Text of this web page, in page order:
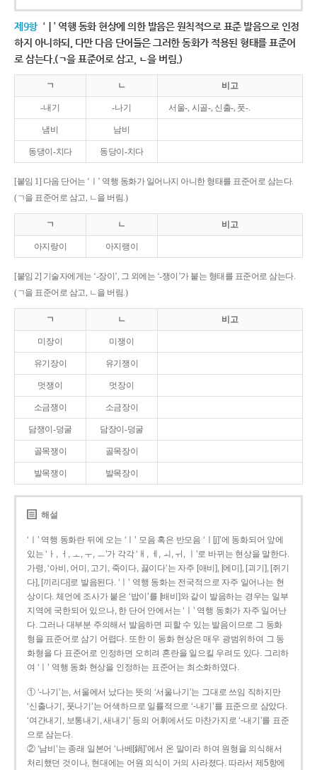
제9항 ‘ㅣ’ 역행 동화 현상에 의한 발음은 원칙적으로 표준 발음으로 인정
하지 아니하되, 다만 다음 단어들은 그러한 동화가 적용된 형태를 표준어
로 삼는다.(ㄱ을 표준어로 삼고, ㄴ을 버림.)
ㄱ ㄴ 비고
-내기 -나기 서울-, 시골-, 신출-, 풋-.
냄비 남비
동댕이-치다 동당이-치다
[붙임 1] 다음 단어는 ‘ㅣ’ 역행 동화가 일어나지 아니한 형태를 표준어로 삼는다.
(ㄱ을 표준어로 삼고, ㄴ을 버림.)
ㄱ ㄴ 비고
아지랑이 아지랭이
[붙임 2] 기술자에게는 ‘-장이’, 그 외에는 ‘-쟁이’가 붙는 형태를 표준어로 삼는다.
(ㄱ을 표준어로 삼고, ㄴ을 버림.)
ㄱ ㄴ 비고
미장이 미쟁이
유기장이 유기쟁이
멋쟁이 멋장이
소금쟁이 소금장이
담쟁이-덩굴 담장이-덩굴
골목쟁이 골목장이
발목쟁이 발목장이
해설
‘ㅣ’ 역행 동화란 뒤에 오는 ‘ㅣ’ 모음 혹은 반모음 ‘ㅣ[j]’에 동화되어 앞에
있는 ‘ㅏ, ㅓ, ㅗ, ㅜ, ㅡ’가 각각 ‘ㅐ, ㅔ, ㅚ, ㅟ, ㅣ’로 바뀌는 현상을 말한다.
가령, ‘아비, 어미, 고기, 죽이다, 끓이다’는 자주 [애비], [에미], [괴기], [쥐기
다], [끼리다]로 발음된다. ‘ㅣ’ 역행 동화는 전국적으로 자주 일어나는 현
상이다. 체언에 조사가 붙은 ‘밥이’를 [배비]와 같이 발음하는 경우는 일부
지역에 국한되어 있으나, 한 단어 안에서는 ‘ㅣ’ 역행 동화가 자주 일어난
다. 그러나 대부분 주의해서 발음하면 피할 수 있는 발음이므로 그 동화
형을 표준어로 삼기 어렵다. 또한 이 동화 현상은 매우 광범위하여 그 동
화형을 다 표준어로 인정하면 오히려 혼란을 일으킬 우려도 있다. 그리하
여 ‘ㅣ’ 역행 동화 현상을 인정하는 표준어는 최소화하였다.
① ‘-나기’는, 서울에서 났다는 뜻의 ‘서울나기’는 그대로 쓰임 직하지만
‘신출나기, 풋나기’는 어색하므로 일률적으로 ‘-내기’를 표준으로 삼았다.
‘여간내기, 보통내기, 새내기’ 등의 어휘에서도 마찬가지로 ‘-내기’를 표준
으로 삼는다.
② ‘남비’는 종래 일본어 ‘나베[鍋]’에서 온 말이라 하여 원형을 의식해서
처리했던 것이나, 현대에는 어원 의식이 거의 사라졌다. 따라서 제5항에